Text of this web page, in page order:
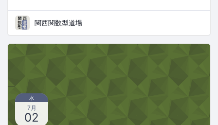
関西関数型道場
水
7月
02